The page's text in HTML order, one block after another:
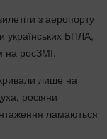
з аеропорту
українських БПЛА,
на росЗМІ.
лише на
росіяни
ламаються